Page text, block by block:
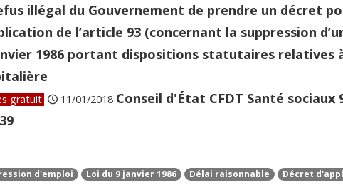
illégal du Gouvernement de prendre un décret
de l’article 93 (concernant la suppression
1986 portant dispositions statutaires relatives
gratuit 11/01/2018 Conseil d'État CFDT Santé sociaux
d'emploi Loi du 9 janvier 1986 Délai raisonnable Décret